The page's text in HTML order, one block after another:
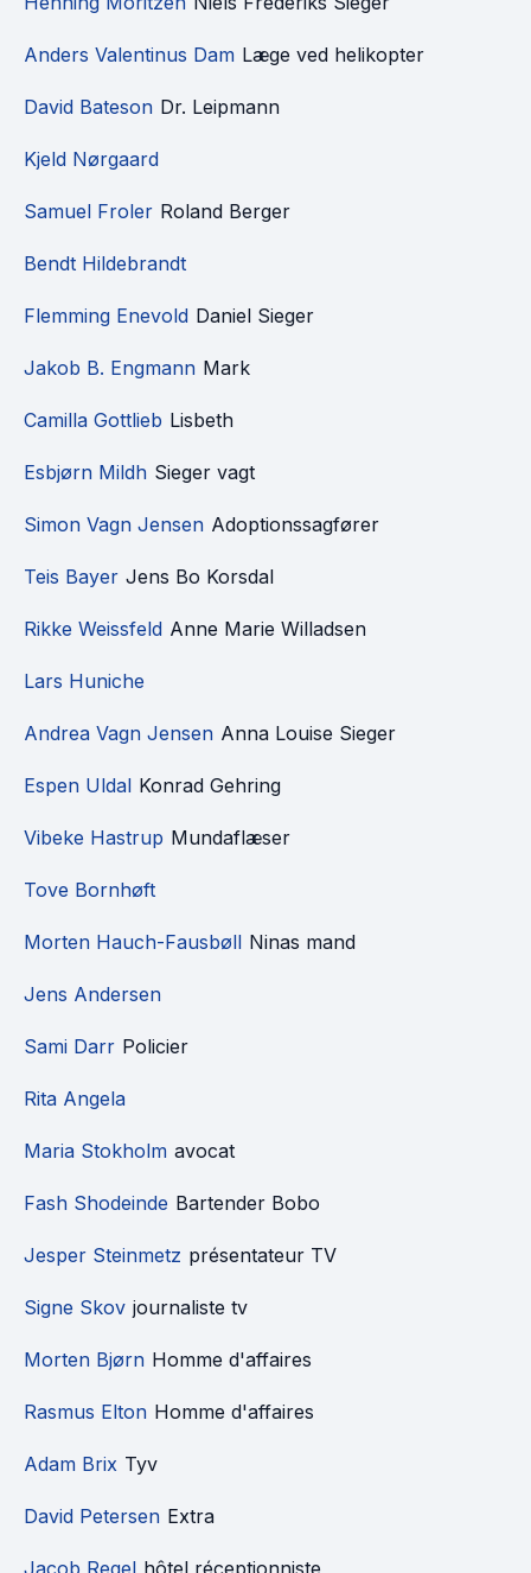
Anders Valentinus Dam Læge ved helikopter
David Bateson Dr. Leipmann
Kjeld Nørgaard
Samuel Froler Roland Berger
Bendt Hildebrandt
Flemming Enevold Daniel Sieger
Jakob B. Engmann Mark
Camilla Gottlieb Lisbeth
Esbjørn Mildh Sieger vagt
Simon Vagn Jensen Adoptionssagfører
Teis Bayer Jens Bo Korsdal
Rikke Weissfeld Anne Marie Willadsen
Lars Huniche
Andrea Vagn Jensen Anna Louise Sieger
Espen Uldal Konrad Gehring
Vibeke Hastrup Mundaflæser
Tove Bornhøft
Morten Hauch-Fausbøll Ninas mand
Jens Andersen
Sami Darr Policier
Rita Angela
Maria Stokholm avocat
Fash Shodeinde Bartender Bobo
Jesper Steinmetz présentateur TV
Signe Skov journaliste tv
Morten Bjørn Homme d'affaires
Rasmus Elton Homme d'affaires
Adam Brix Tyv
David Petersen Extra
Jacob Regel hôtel réceptionniste